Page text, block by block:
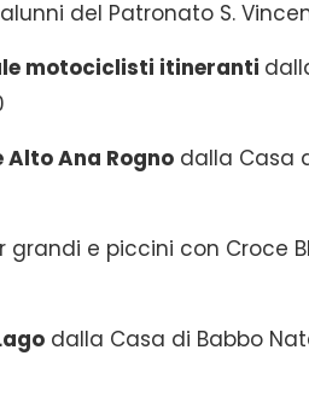
del Patronato S.
motociclisti itineranti
Alto Ana Rogno dalla Casa
grandi e piccini con Croce
dalla Casa di Babbo